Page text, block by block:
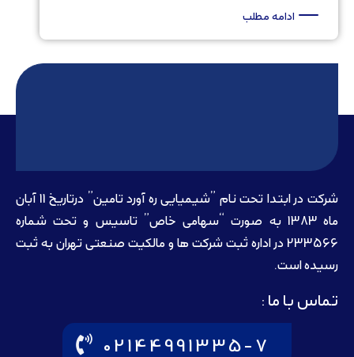
ادامه مطلب
شرکت در ابتدا تحت نام ”شیمیایی ره آورد تامين” درتاريخ 11 آبان
ماه 1383 به صورت “سهامی خاص” تاسيس و تحت شماره
233566 در اداره ثبت شرکت ها و مالکيت صنعتی تهران به ثبت
رسيده است.
تماس با ما :
02144991335-7